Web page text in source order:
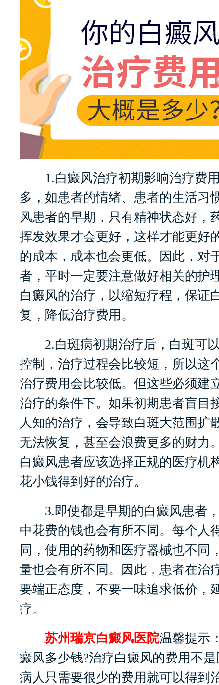
1.白癜风治疗初期影响治疗费
多，如患者的情绪、患者的生活习
风患者的早期，只有精神状态好，
挥发效果才会更好，这样才能更好
的成本，成本也会更低。因此，对
者，平时一定要注意做好相关的护
白癜风的治疗，以缩短疗程，保证
复，降低治疗费用。
2.白斑病初期治疗后，白斑可
控制，治疗过程会比较短，所以这
治疗费用会比较低。但这些必须建
治疗的条件下。如果初期患者盲目
人知的治疗，会导致白斑大范围扩
无法恢复，甚至会浪费更多的财力
白癜风患者应该选择正规的医疗机
花小钱得到好的治疗。
3.即使都是早期的白癜风患者
中花费的钱也会有所不同。每个人
同，使用的药物和医疗器械也不同
量也会有所不同。因此，患者在治
要端正态度，不要一味追求低价，
疗。
苏州瑞京白癜风医院温馨提示
癜风多少钱?治疗白癜风的费用不
病人只需要很少的费用就可以得到